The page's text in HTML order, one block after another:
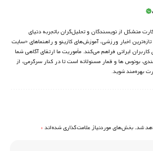
متشکل از نویسندگان و تحلیل‌گران باتجربه دنیای
اخبار ورزشی، آموزش‌های کازینو و راهنماهای «سایت
ایرانی فراهم می‌کند. مأموریت ما ارتقای آگاهی شما
بونوس ها و قمار مسئولانه است تا در کنار سرگرمی، از
بهره‌مند شوید.
شد. بخش‌های موردنیاز علامت‌گذاری شده‌اند*